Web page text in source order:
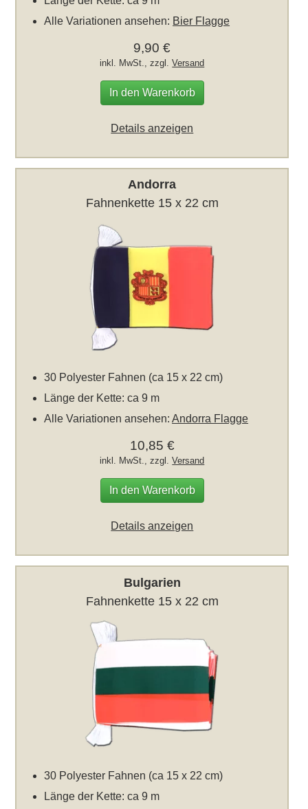
Alle Variationen ansehen: Bier Flagge
9,90 €
inkl. MwSt., zzgl.Versand
In den Warenkorb
Details anzeigen
Andorra
Fahnenkette 15 x 22 cm
30 Polyester Fahnen (ca 15 x 22 cm)
Länge der Kette: ca 9 m
Alle Variationen ansehen:Andorra Flagge
10,85 €
inkl. MwSt., zzgl.Versand
In den Warenkorb
Details anzeigen
Bulgarien
Fahnenkette 15 x 22 cm
30 Polyester Fahnen (ca 15 x 22 cm)
Länge der Kette: ca 9 m